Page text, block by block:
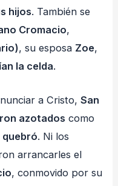
hijos. También se
Cromacio,
, su esposa Zoe,
la celda.
a Cristo,San
azotados como
quebró. Ni los
arrancarles el
, conmovido por su